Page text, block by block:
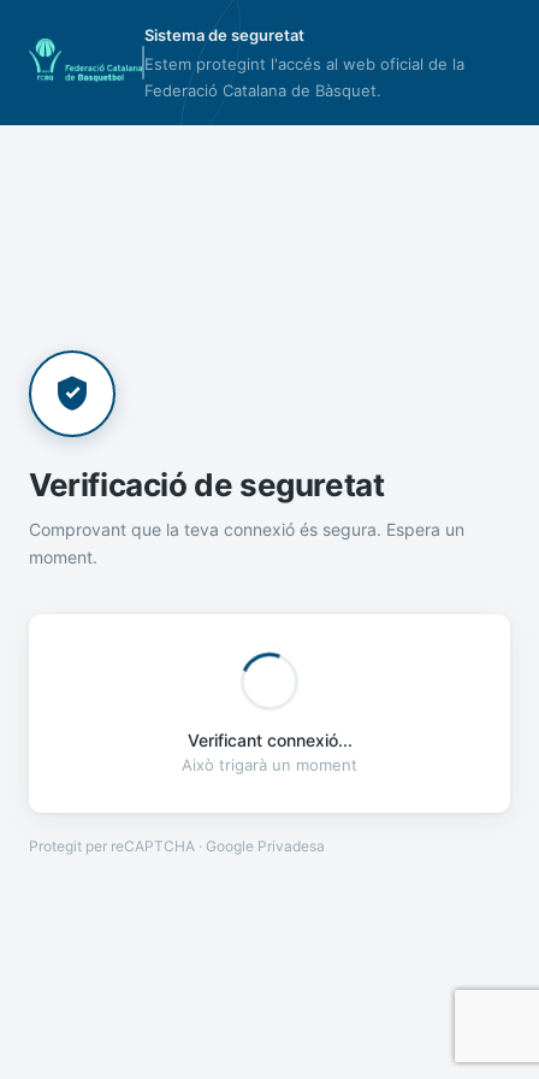
Sistema de seguretat
Estem protegint l'accés al web oficial de la
Federació Catalana de Bàsquet.
Verificació de seguretat
Comprovant que la teva connexió és segura. Espera un
moment.
Verificant connexió...
Això trigarà un moment
Protegit per reCAPTCHA · Google Privadesa